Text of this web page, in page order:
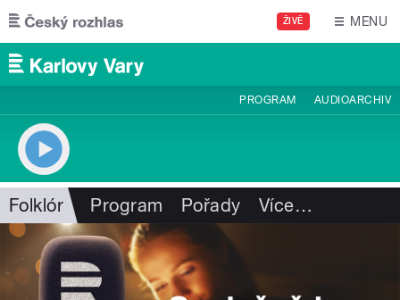
Přejít k hlavnímu obsahu
ŽIVĚ MENU
PROGRAM AUDIOARCHIV
Folklór Program Pořady Více…